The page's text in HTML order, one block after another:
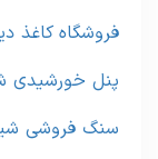
فروشگاه کاغذ
پنل خورشیدی
سنگ فروشی